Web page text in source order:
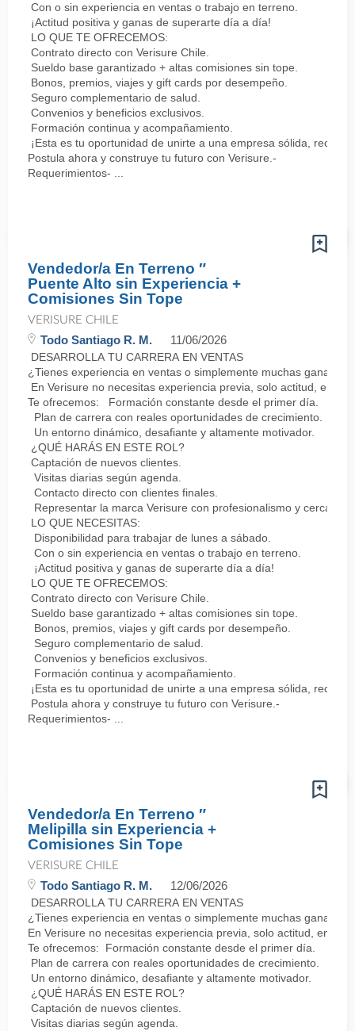
Con o sin experiencia en ventas o trabajo en terreno.
¡Actitud positiva y ganas de superarte día a día!
LO QUE TE OFRECEMOS:
Contrato directo con Verisure Chile.
Sueldo base garantizado + altas comisiones sin tope.
Bonos, premios, viajes y gift cards por desempeño.
Seguro complementario de salud.
Convenios y beneficios exclusivos.
Formación continua y acompañamiento.
¡Esta es tu oportunidad de unirte a una empresa sólida,
Postula ahora y construye tu futuro con Verisure.-
Requerimientos- ...
Vendedor/a En Terreno ″
Puente Alto sin Experiencia +
Comisiones Sin Tope
VERISURE CHILE
Todo Santiago R. M. 11/06/2026
DESARROLLA TU CARRERA EN VENTAS
¿Tienes experiencia en ventas o simplemente muchas ganas
En Verisure no necesitas experiencia previa, solo actitud,
Te ofrecemos: Formación constante desde el primer día.
Plan de carrera con reales oportunidades de crecimiento.
Un entorno dinámico, desafiante y altamente motivador.
¿QUÉ HARÁS EN ESTE ROL?
Captación de nuevos clientes.
Visitas diarias según agenda.
Contacto directo con clientes finales.
Representar la marca Verisure con profesionalismo y cercanía.
LO QUE NECESITAS:
Disponibilidad para trabajar de lunes a sábado.
Con o sin experiencia en ventas o trabajo en terreno.
¡Actitud positiva y ganas de superarte día a día!
LO QUE TE OFRECEMOS:
Contrato directo con Verisure Chile.
Sueldo base garantizado + altas comisiones sin tope.
Bonos, premios, viajes y gift cards por desempeño.
Seguro complementario de salud.
Convenios y beneficios exclusivos.
Formación continua y acompañamiento.
¡Esta es tu oportunidad de unirte a una empresa sólida,
Postula ahora y construye tu futuro con Verisure.-
Requerimientos- ...
Vendedor/a En Terreno ″
Melipilla sin Experiencia +
Comisiones Sin Tope
VERISURE CHILE
Todo Santiago R. M. 12/06/2026
DESARROLLA TU CARRERA EN VENTAS
¿Tienes experiencia en ventas o simplemente muchas ganas
En Verisure no necesitas experiencia previa, solo actitud,
Te ofrecemos: Formación constante desde el primer día.
Plan de carrera con reales oportunidades de crecimiento.
Un entorno dinámico, desafiante y altamente motivador.
¿QUÉ HARÁS EN ESTE ROL?
Captación de nuevos clientes.
Visitas diarias según agenda.